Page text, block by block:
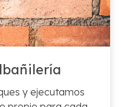
y ejecutamos